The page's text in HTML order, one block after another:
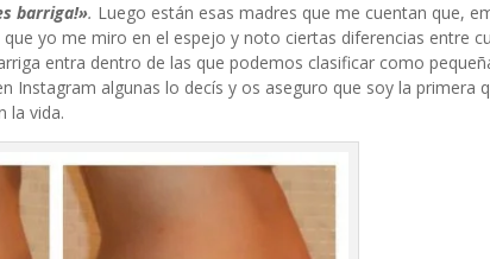
barriga!». Luego están esas madres que me cuentan que,
que yo me miro en el espejo y noto ciertas diferencias entre
entra dentro de las que podemos clasificar como
algunas lo decís y os aseguro que soy la primera
la vida.